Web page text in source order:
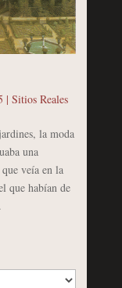
| Sitios Reales
la moda
una
veía en la
que habían de